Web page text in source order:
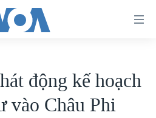
động kế hoạch
vào Châu Phi